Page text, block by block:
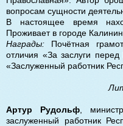
вопросам сущности
В настоящее время
Проживает в городе
Награды: Почётная
отличия «За заслуги
«Заслуженный работник
Артур Рудольф,
заслуженный работник